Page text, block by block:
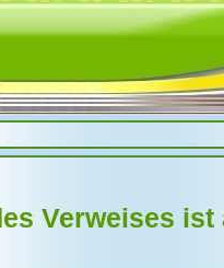
Verweises ist